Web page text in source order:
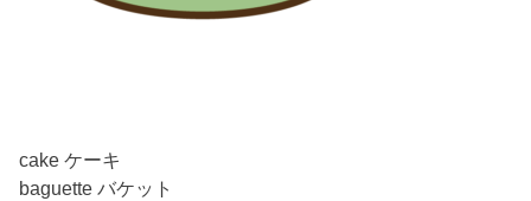
cake ケーキ
baguette バケット